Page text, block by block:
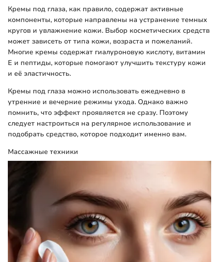
Кремы под глаза, как правило, содержат активные
компоненты, которые направлены на устранение темных
кругов и увлажнение кожи. Выбор косметических средств
может зависеть от типа кожи, возраста и пожеланий.
Многие кремы содержат гиалуроновую кислоту, витамин
E и пептиды, которые помогают улучшить текстуру кожи
и её эластичность.
Кремы под глаза можно использовать ежедневно в
утренние и вечерние режимы ухода. Однако важно
помнить, что эффект проявляется не сразу. Поэтому
следует настроиться на регулярное использование и
подобрать средство, которое подходит именно вам.
Массажные техники